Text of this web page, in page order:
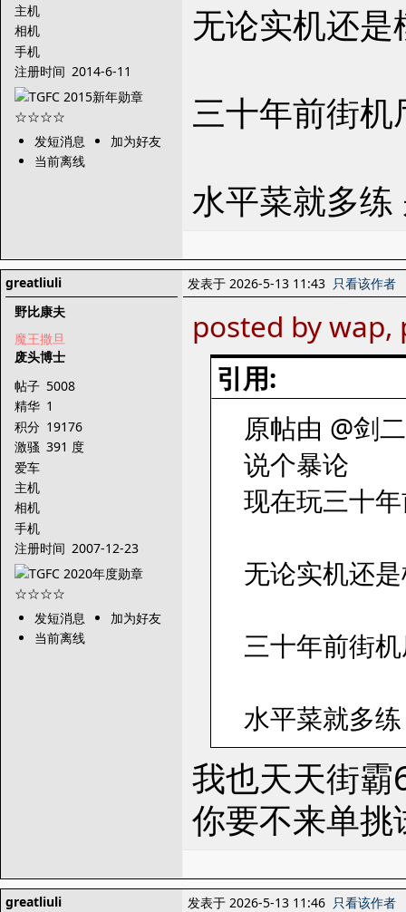
主机
相机
手机
注册时间 2014-6-11
发短消息
加为好友
当前离线
无论实机还
三十年前街
水平菜就多练
greatliuli
野比康夫
魔王撒旦
废头博士
帖子 5008
精华 1
积分 19176
激骚 391 度
爱车
主机
相机
手机
注册时间 2007-12-23
发短消息
加为好友
当前离线
发表于 2026-5-13 11:43 只看该作者
posted by
引用:
原帖由 @剑
说个暴论
现在玩三十
无论实机还
三十年前街
水平菜就多
我也天天街
你要不来单挑
greatliuli
发表于 2026-5-13 11:46 只看该作者